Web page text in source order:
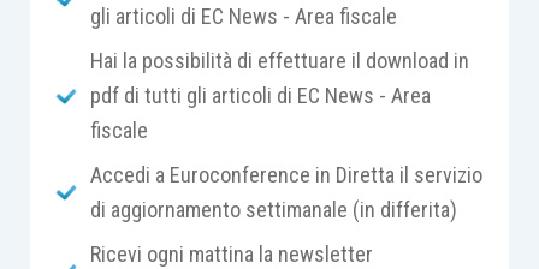
comunque,eseguito entro 30 giornidal termine
(la sanzione in questo caso è compresa da un
minimo di euro 34,33 ad un massimo di euro 344),
mentre se nemmeno entro i successivi 30 giorni
si regolarizzerà l’omissione verrà irrogata la
sanzione in misura piena da un minimo di
euro
103 ad un massimo di euro 1032
gli articoli di EC News - Area fiscale
Hai la possibilità di effettuare il download in
pdf di tutti gli articoli di EC News - Area
fiscale
Accedi a Euroconference in Diretta il servizio
di aggiornamento settimanale (in differita)
Ricevi ogni mattina la newsletter